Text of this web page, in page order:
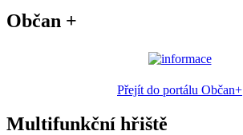
Občan +
Přejít do portálu Občan+
Multifunkční hřiště